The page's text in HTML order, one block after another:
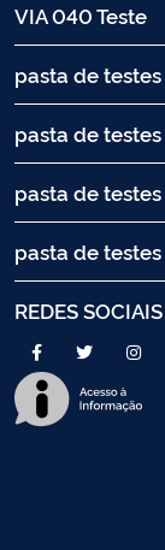
VIA 040 Teste
pasta de testes
pasta de testes
pasta de testes
pasta de testes
REDES SOCIAIS